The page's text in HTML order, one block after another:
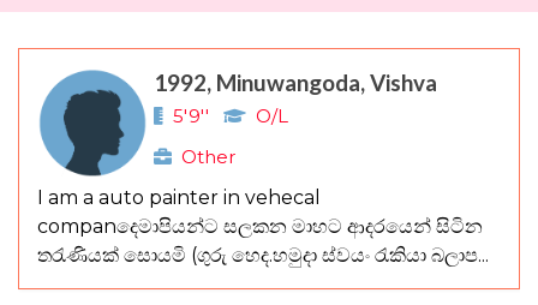
1992, Minuwangoda, Vishva
5'9''
O/L
Other
I am a auto painter in vehecal
companදෙමාපියන්ට සලකන මාහට ආදරයෙන් සිටින
තරැණියක් සොයමි (ගුරු හෙද.හමුදා ස්වයං රැකියා බලාප...